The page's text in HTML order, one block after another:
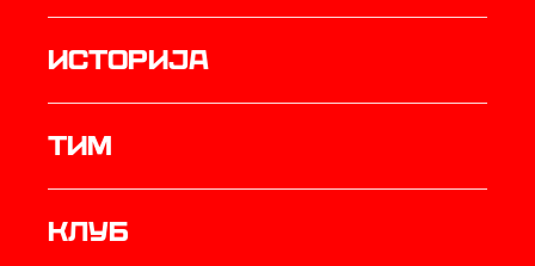
историја
ТИМ
Клуб